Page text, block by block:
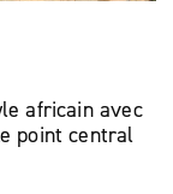
africain avec
point central